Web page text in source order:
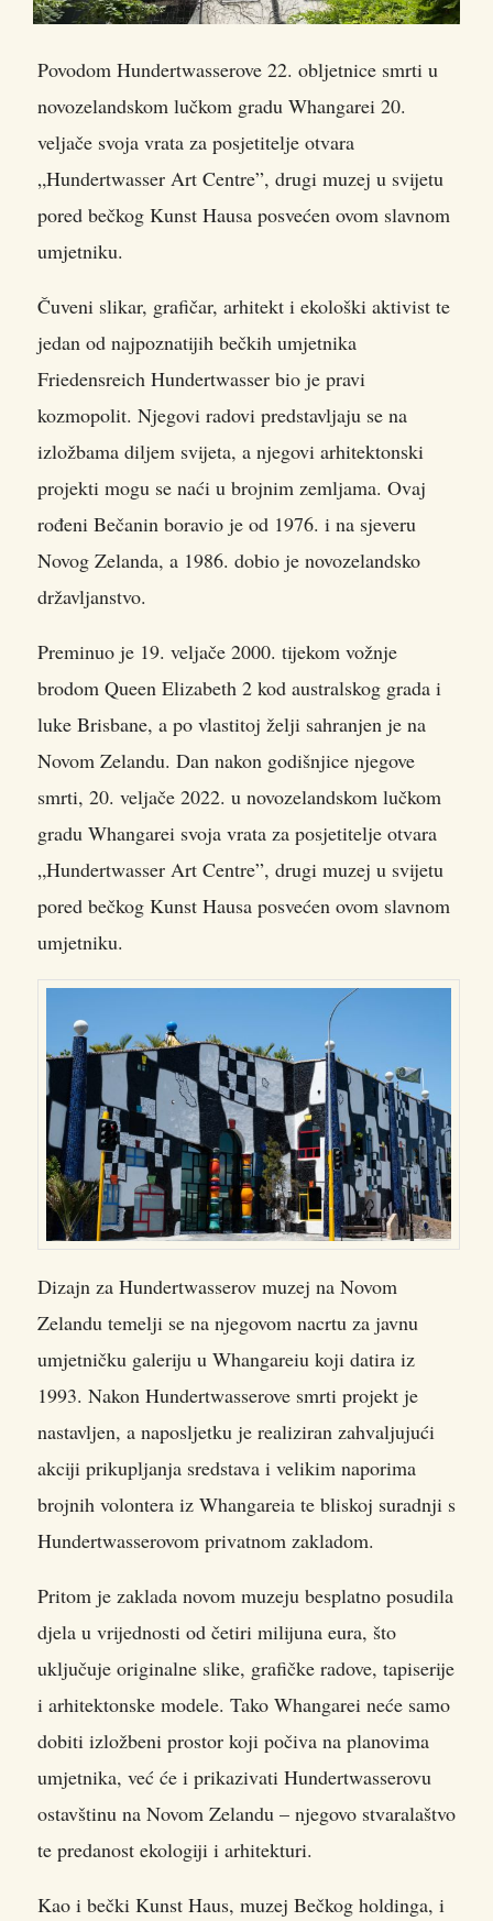
Povodom Hundertwasserove 22. obljetnice smrti u
novozelandskom lučkom gradu Whangarei 20.
veljače svoja vrata za posjetitelje otvara
„Hundertwasser Art Centre”, drugi muzej u svijetu
pored bečkog Kunst Hausa posvećen ovom slavnom
umjetniku.
Čuveni slikar, grafičar, arhitekt i ekološki aktivist te
jedan od najpoznatijih bečkih umjetnika
Friedensreich Hundertwasser bio je pravi
kozmopolit. Njegovi radovi predstavljaju se na
izložbama diljem svijeta, a njegovi arhitektonski
projekti mogu se naći u brojnim zemljama. Ovaj
rođeni Bečanin boravio je od 1976. i na sjeveru
Novog Zelanda, a 1986. dobio je novozelandsko
državljanstvo.
Preminuo je 19. veljače 2000. tijekom vožnje
brodom Queen Elizabeth 2 kod australskog grada i
luke Brisbane, a po vlastitoj želji sahranjen je na
Novom Zelandu. Dan nakon godišnjice njegove
smrti, 20. veljače 2022. u novozelandskom lučkom
gradu Whangarei svoja vrata za posjetitelje otvara
„Hundertwasser Art Centre”, drugi muzej u svijetu
pored bečkog Kunst Hausa posvećen ovom slavnom
umjetniku.
Dizajn za Hundertwasserov muzej na Novom
Zelandu temelji se na njegovom nacrtu za javnu
umjetničku galeriju u Whangareiu koji datira iz
1993. Nakon Hundertwasserove smrti projekt je
nastavljen, a naposljetku je realiziran zahvaljujući
akciji prikupljanja sredstava i velikim naporima
brojnih volontera iz Whangareia te bliskoj suradnji s
Hundertwasserovom privatnom zakladom.
Pritom je zaklada novom muzeju besplatno posudila
djela u vrijednosti od četiri milijuna eura, što
uključuje originalne slike, grafičke radove, tapiserije
i arhitektonske modele. Tako Whangarei neće samo
dobiti izložbeni prostor koji počiva na planovima
umjetnika, već će i prikazivati Hundertwasserovu
ostavštinu na Novom Zelandu – njegovo stvaralaštvo
te predanost ekologiji i arhitekturi.
Kao i bečki Kunst Haus, muzej Bečkog holdinga, i